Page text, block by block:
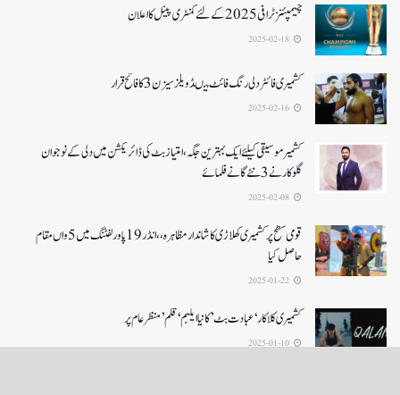
چیمپئنز ٹرافی 2025کے لئے کمنٹری پینل کا اعلان
کشمیری فائٹر دلی رنگ فائٹ میںڈویلز سیزن 3کا فاتح قرار
کشمیرموسیقی کیلئے ایک بہترین جگہ ،امتیاز بٹ کی ڈائریکشن میں دلی کے نوجوان
گلوکارنے3نئے گانے فلمائے
قومی سطح پر کشمیری کھلاڑی کا شاندار مظاہرہ،،انڈر19پاور لفٹنگ میں5واں مقام
حاصل کیا
کشمیری کلاکار ‘عبادت بٹ’ کانیا ایلبم ‘قلم’ منظر عام پر